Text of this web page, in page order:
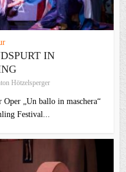
IN
Hötzelsperger
„Un ballo in maschera“
Festival...